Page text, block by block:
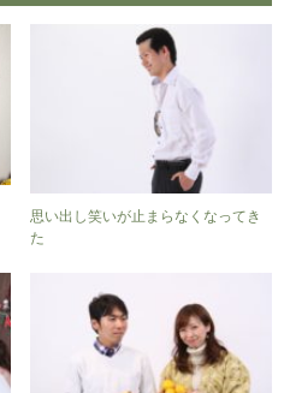
思い出し笑いが止まらなくなってき
た